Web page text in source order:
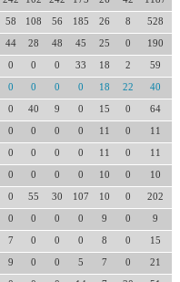
58 108 56 185 26 8 528
44 28 48 45 25 0 190
0 0 0 33 18 2 59
0 0 0 0 18 22 40
0 40 9 0 15 0 64
0 0 0 0 11 0 11
0 0 0 0 11 0 11
0 0 0 0 10 0 10
0 55 30 107 10 0 202
0 0 0 0 9 0 9
7 0 0 0 8 0 15
9 0 0 5 7 0 21